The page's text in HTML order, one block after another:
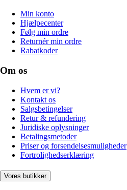
Min konto
Hjælpecenter
Følg min ordre
Returnér min ordre
Rabatkoder
Om os
Hvem er vi?
Kontakt os
Salgsbetingelser
Retur & refundering
Juridiske oplysninger
Betalingsmetoder
Priser og forsendelsesmuligheder
Fortrolighedserklæring
Vores butikker